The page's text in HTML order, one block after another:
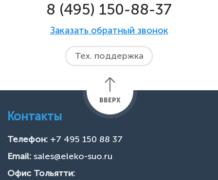
8 (495) 150-88-37
Заказать обратный звонок
Тех. поддержка
ВВЕРХ
Контакты
Телефон: +7 495 150 88 37
Email: sales@eleko-suo.ru
Офис Тольятти: